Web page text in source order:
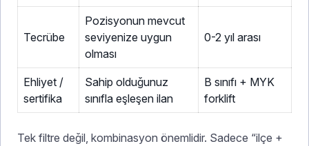
Tecrübe
Pozisyonun mevcut
seviyenize uygun
olması
0-2 yıl arası
Ehliyet /
sertifika
Sahip olduğunuz
sınıfla eşleşen ilan
B sınıfı + MYK
forklift
Tek filtre değil, kombinasyon önemlidir. Sadece “ilçe +